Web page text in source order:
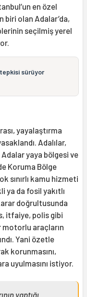
en özel
biri olan Adalar’da,
seçilmiş yerel
sürüyor
yayalaştırma
Adalılar,
yaya bölgesi ve
Koruma Bölge
sınırlı kamu hizmeti
ya da fosil yakıtlı
doğrultusunda
itfaiye, polis gibi
motorlu araçların
Yani özetle
korunmasını,
uyulmasını istiyor.
yaptığı